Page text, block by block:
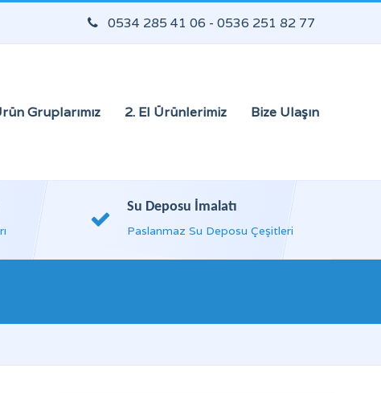
0534 285 41 06 - 0536 251 82 77
Gruplarımız 2. El Ürünlerimiz Bize Ulaşın
Su Deposu İmalatı
Paslanmaz Su Deposu Çeşitleri